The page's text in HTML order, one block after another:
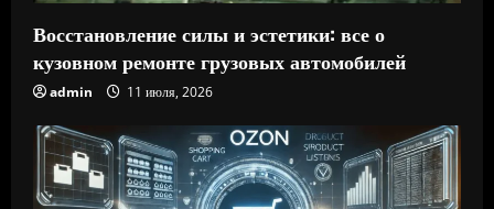
Восстановление силы и эстетики: все о
кузовном ремонте грузовых автомобилей
admin 11 июля, 2026